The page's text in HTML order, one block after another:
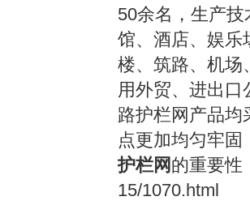
50余名，生产
馆、酒店、娱乐
楼、筑路、机场
用外贸、进出
路护栏网产品均
点更加均匀牢
护栏网 的重要性
15/1070.html